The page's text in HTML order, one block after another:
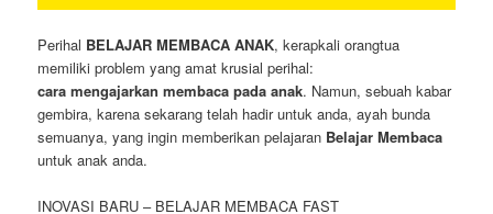
Perihal BELAJAR MEMBACA ANAK, kerapkali orangtua
memiliki problem yang amat krusial perihal:
cara mengajarkan membaca pada anak. Namun, sebuah kabar
gembira, karena sekarang telah hadir untuk anda, ayah bunda
semuanya, yang ingin memberikan pelajaran Belajar Membaca
untuk anak anda.
INOVASI BARU – BELAJAR MEMBACA FAST